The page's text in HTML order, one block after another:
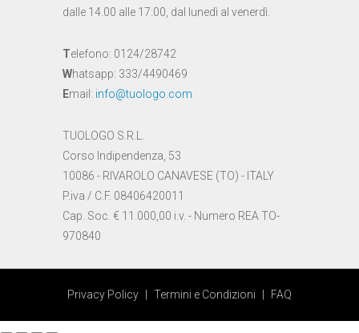
dalle 14.00 alle 17:00, dal lunedì al venerdì.
Telefono: 0124/28742
Whatsapp: 333/4490469
Email: info@tuologo.com
TUOLOGO S.R.L.
Corso Indipendenza, 53
10086 - RIVAROLO CANAVESE (TO) - ITALY
P.iva / C.F. 08406420011
Cap. Soc. € 11.000,00 i.v. - Numero REA TO-
970840
Privacy Policy Termini e Condizioni FAQ